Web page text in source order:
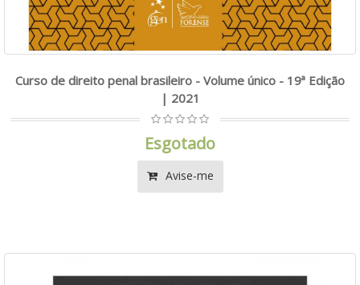
Curso de direito penal brasileiro - Volume único - 19ª Edição
| 2021
Esgotado
Avise-me